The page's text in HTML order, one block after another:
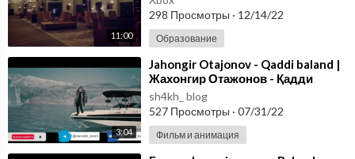
11:00
298 Просмотры · 12/14/22
Образование
3:04
⁣Jahongir Otajonov - Qaddi baland |
Жахонгир Отажонов - Қадди
баланд
sh4kh_ blog
527 Просмотры · 07/31/22
Фильм и анимация